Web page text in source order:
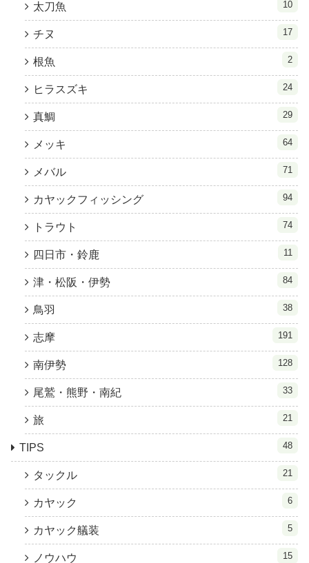
太刀魚 10
チヌ 17
根魚 2
ヒラスズキ 24
真鯛 29
メッキ 64
メバル 71
カヤックフィッシング 94
トラウト 74
四日市・鈴鹿 11
津・松阪・伊勢 84
鳥羽 38
志摩 191
南伊勢 128
尾鷲・熊野・南紀 33
旅 21
TIPS 48
タックル 21
カヤック 6
カヤック艤装 5
ノウハウ 15